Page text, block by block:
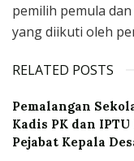
pemilih pemula
yang diikuti oleh
RELATED POSTS
Pemalangan
Kadis PK dan
Pejabat Kepala